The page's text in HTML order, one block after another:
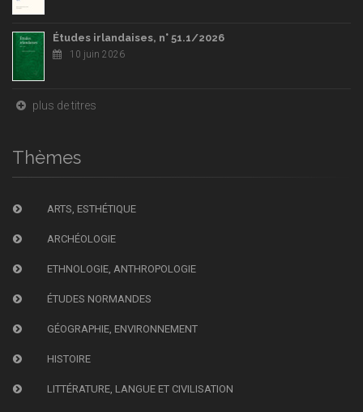
Études irlandaises, n° 51.1/2026
10 juin 2026
plus de titres
Thèmes
ARTS, ESTHÉTIQUE
ARCHÉOLOGIE
ETHNOLOGIE, ANTHROPOLOGIE
ÉTUDES NORMANDES
GÉOGRAPHIE, ENVIRONNEMENT
HISTOIRE
LITTÉRATURE, LANGUE ET CIVILISATION